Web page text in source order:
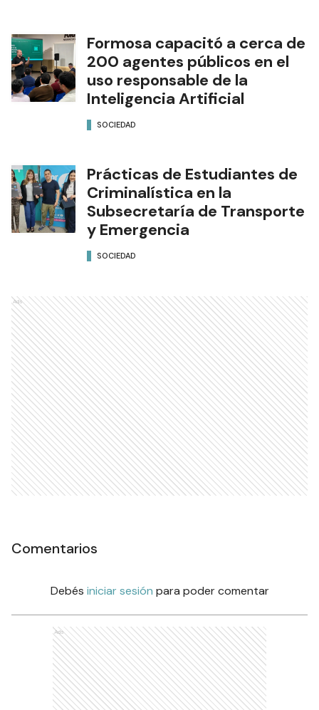
Formosa capacitó a cerca de
200 agentes públicos en el
uso responsable de la
Inteligencia Artificial
SOCIEDAD
Prácticas de Estudiantes de
Criminalística en la
Subsecretaría de Transporte
y Emergencia
SOCIEDAD
Ads
Comentarios
Debés iniciar sesión para poder comentar
Ads